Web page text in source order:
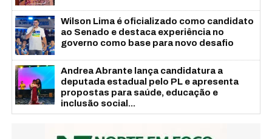
Wilson Lima é oficializado como candidato
ao Senado e destaca experiência no
governo como base para novo desafio
Andrea Abrante lança candidatura a
deputada estadual pelo PL e apresenta
propostas para saúde, educação e
inclusão social...